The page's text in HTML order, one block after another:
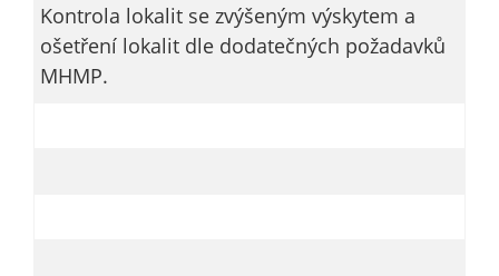
Kontrola lokalit se zvýšeným výskytem a
ošetření lokalit dle dodatečných požadavků
MHMP.